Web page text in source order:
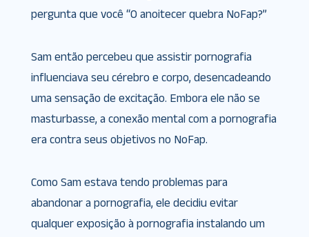
pergunta que você “O anoitecer quebra NoFap?”
Sam então percebeu que assistir pornografia
influenciava seu cérebro e corpo, desencadeando
uma sensação de excitação. Embora ele não se
masturbasse, a conexão mental com a pornografia
era contra seus objetivos no NoFap.
Como Sam estava tendo problemas para
abandonar a pornografia, ele decidiu evitar
qualquer exposição à pornografia instalando um